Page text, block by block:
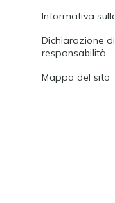
Informativa
Dichiarazione
responsabilità
Mappa del sito